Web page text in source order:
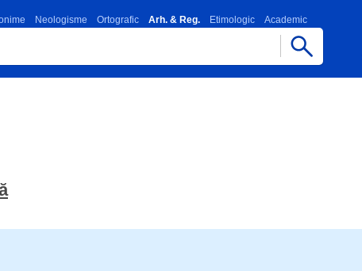
Neologisme Ortografic Arh. & Reg. Etimologic Academic